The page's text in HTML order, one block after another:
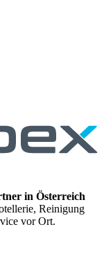
in Österreich
Reinigung
vor Ort.